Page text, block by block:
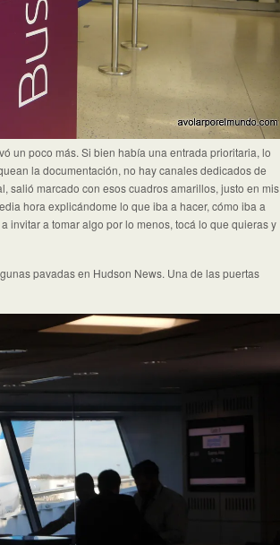
un poco más. Si bien había una entrada prioritaria, lo
la documentación, no hay canales dedicados de
salió marcado con esos cuadros amarillos, justo en mis
hora explicándome lo que iba a hacer, cómo iba a
invitar a tomar algo por lo menos, tocá lo que quieras y
pavadas en Hudson News. Una de las puertas